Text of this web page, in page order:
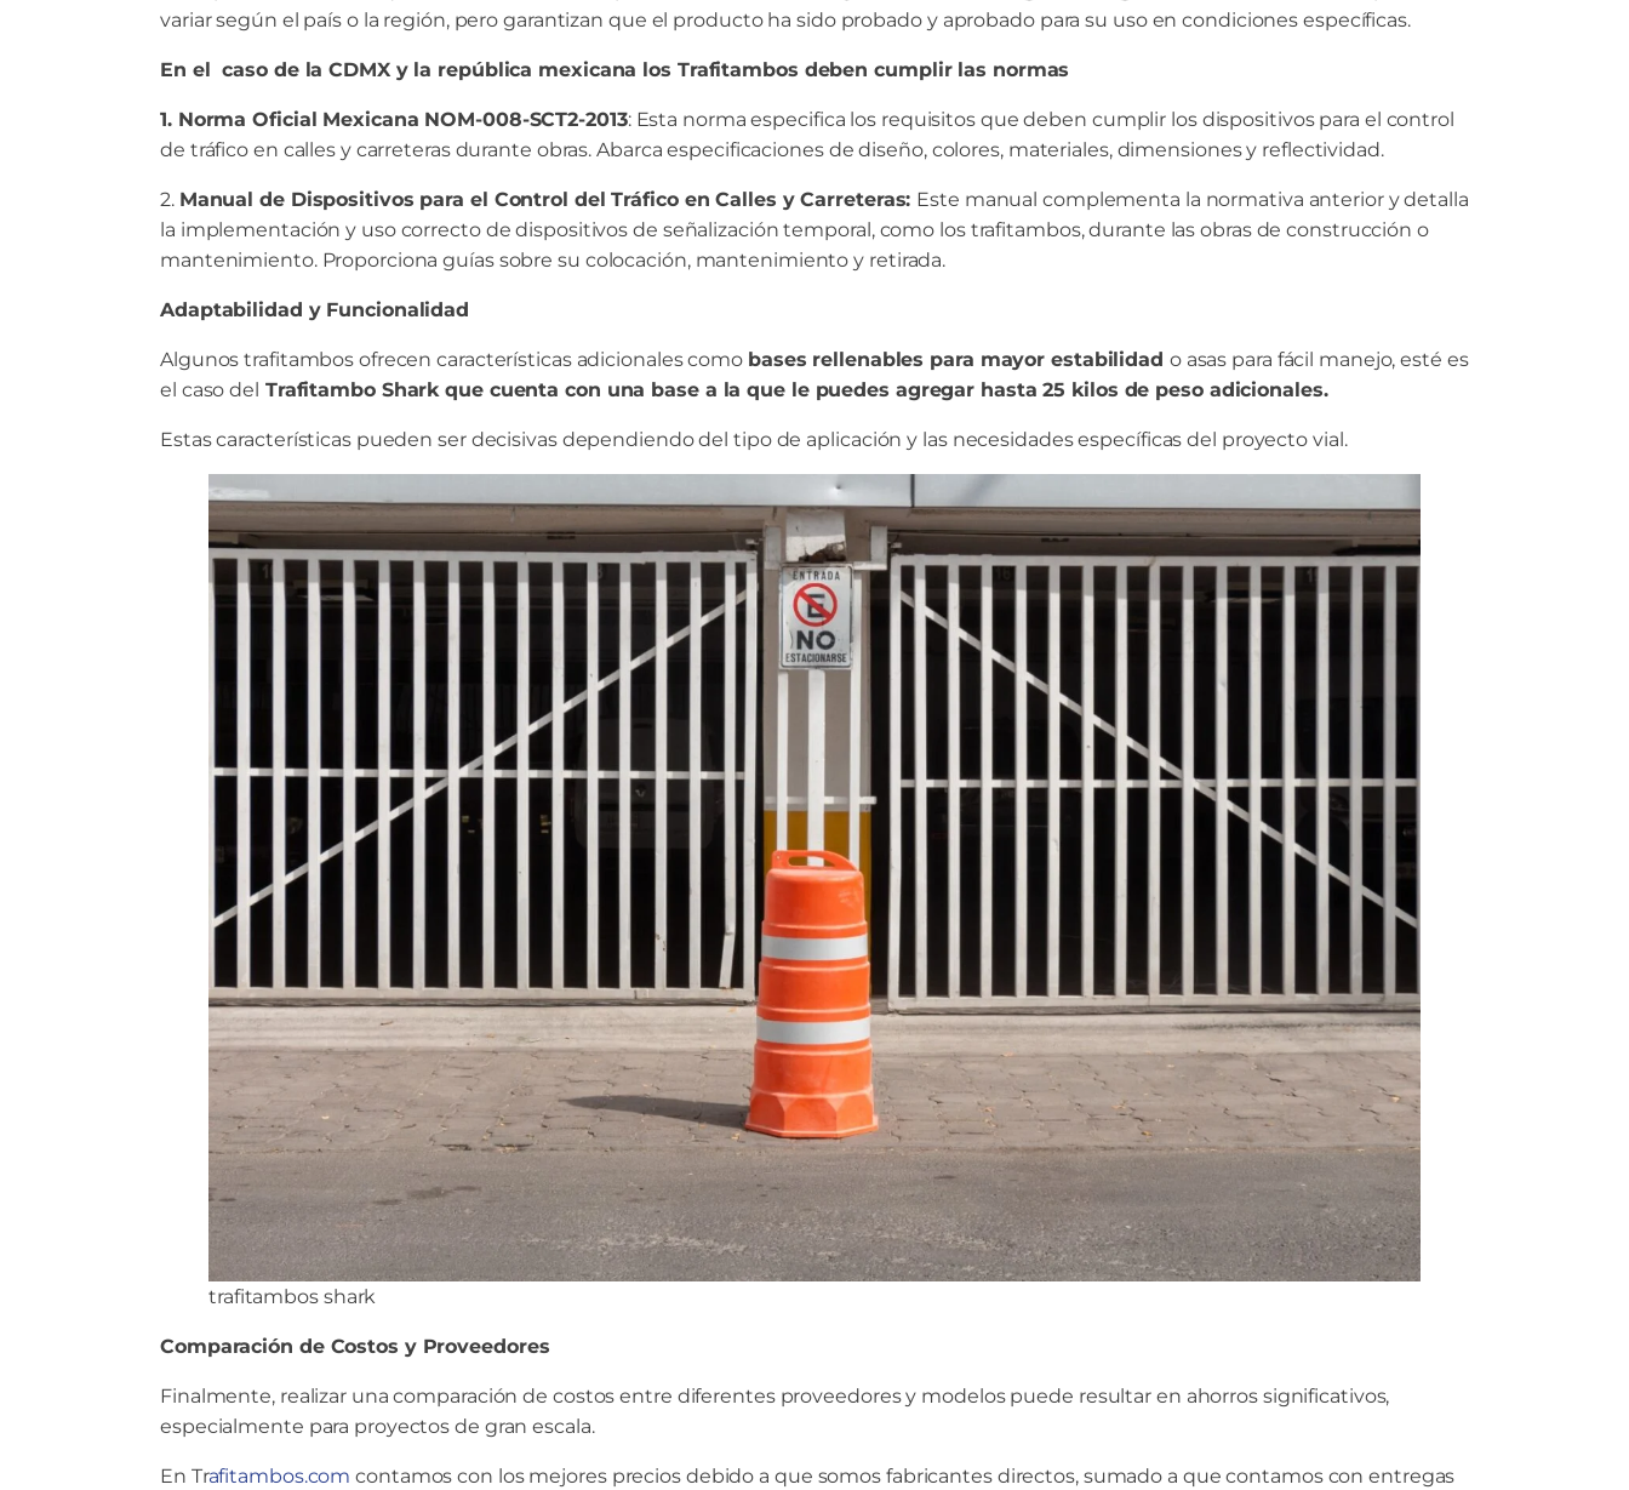
variar según el país o la región, pero garantizan que el producto ha sido probado y aprobado para su uso en condiciones específicas.
En el caso de la CDMX y la república mexicana los Trafitambos deben cumplir las normas
1. Norma Oficial Mexicana NOM-008-SCT2-2013: Esta norma especifica los requisitos que deben cumplir los dispositivos para el control
de tráfico en calles y carreteras durante obras. Abarca especificaciones de diseño, colores, materiales, dimensiones y reflectividad.
2. Manual de Dispositivos para el Control del Tráfico en Calles y Carreteras: Este manual complementa la normativa anterior y detalla
la implementación y uso correcto de dispositivos de señalización temporal, como los trafitambos, durante las obras de construcción o
mantenimiento. Proporciona guías sobre su colocación, mantenimiento y retirada.
Adaptabilidad y Funcionalidad
Algunos trafitambos ofrecen características adicionales como bases rellenables para mayor estabilidad o asas para fácil manejo, esté es
el caso del Trafitambo Shark que cuenta con una base a la que le puedes agregar hasta 25 kilos de peso adicionales.
Estas características pueden ser decisivas dependiendo del tipo de aplicación y las necesidades específicas del proyecto vial.
trafitambos shark
Comparación de Costos y Proveedores
Finalmente, realizar una comparación de costos entre diferentes proveedores y modelos puede resultar en ahorros significativos,
especialmente para proyectos de gran escala.
En Trafitambos.com contamos con los mejores precios debido a que somos fabricantes directos, sumado a que contamos con entregas